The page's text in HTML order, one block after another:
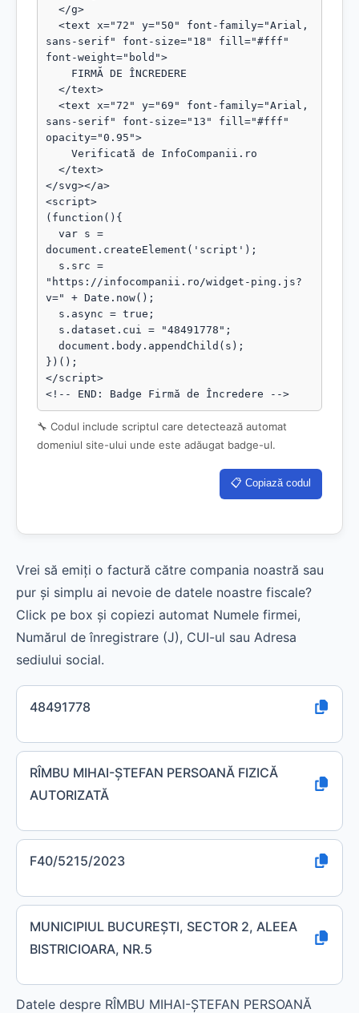
sans-serif" font-size="18" fill="#fff"
font-weight="bold">
sans-serif" font-size="13" fill="#fff"
opacity="0.95">
</svg></a>
<script>
(function(){
document.createElement('script');
"https://infocompanii.ro/widget-ping.js?
v=" + Date.now();
})();
</script>
<!-- END: Badge Firmă de Încredere -->
🔧 Codul include scriptul care detectează automat
domeniul site-ului unde este adăugat badge-ul.
📋 Copiază codul
Vrei să emiți o factură către compania noastră sau
pur și simplu ai nevoie de datele noastre fiscale?
Click pe box și copiezi automat Numele firmei,
Numărul de înregistrare (J), CUI-ul sau Adresa
sediului social.
48491778
RÎMBU MIHAI-ŞTEFAN PERSOANĂ FIZICĂ
AUTORIZATĂ
F40/5215/2023
MUNICIPIUL BUCUREŞTI, SECTOR 2, ALEEA
BISTRICIOARA, NR.5
Datele despre RÎMBU MIHAI-ŞTEFAN PERSOANĂ